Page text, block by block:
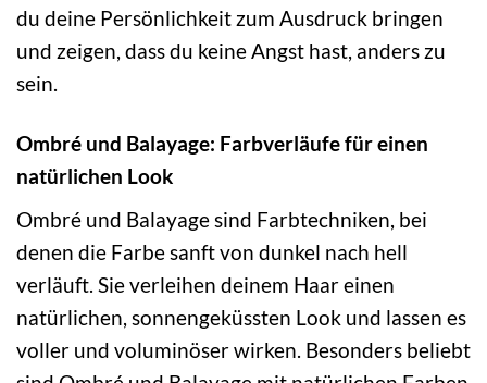
du deine Persönlichkeit zum Ausdruck bringen
und zeigen, dass du keine Angst hast, anders zu
sein.
Ombré und Balayage: Farbverläufe für einen
natürlichen Look
Ombré und Balayage sind Farbtechniken, bei
denen die Farbe sanft von dunkel nach hell
verläuft. Sie verleihen deinem Haar einen
natürlichen, sonnengeküssten Look und lassen es
voller und voluminöser wirken. Besonders beliebt